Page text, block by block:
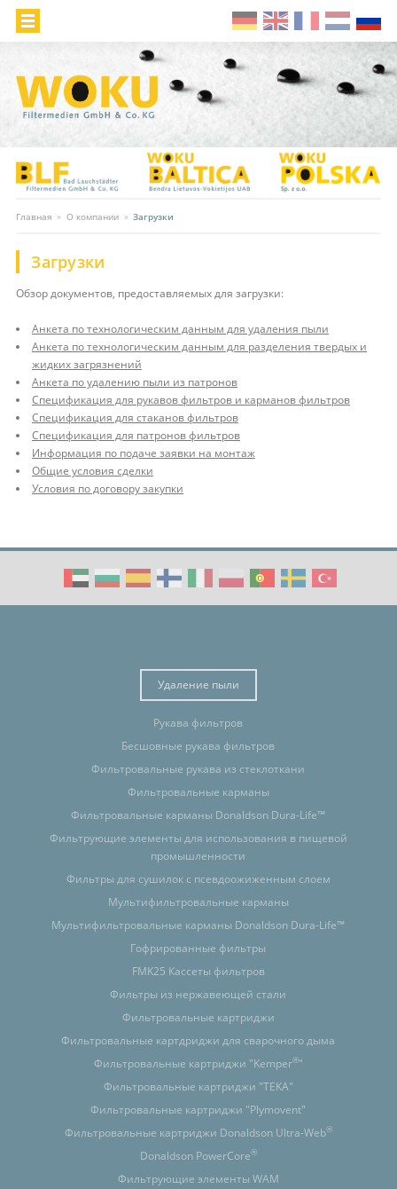
Главная » О компании » Загрузки
Загрузки
Обзор документов, предоставляемых для загрузки:
Анкета по технологическим данным для удаления пыли
Анкета по технологическим данным для разделения твердых и
жидких загрязнений
Анкета по удалению пыли из патронов
Спецификация для рукавов фильтров и карманов фильтров
Спецификация для стаканов фильтров
Спецификация для патронов фильтров
Информация по подаче заявки на монтаж
Общие условия сделки
Условия по договору закупки
Удаление пыли
Рукава фильтров
Бесшовные рукава фильтров
Фильтровальные рукава из стеклоткани
Фильтровальные карманы
Фильтровальные карманы Donaldson Dura-Life™
Фильтрующие элементы для использования в пищевой
промышленности
Фильтры для сушилок с псевдоожиженным слоем
Мультифильтровальные карманы
Мультифильтровальные карманы Donaldson Dura-Life™
Гофрированные фильтры
FMK25 Кассеты фильтров
Фильтры из нержавеющей стали
Фильтровальные картриджи
Фильтровальные картдриджи для сварочного дыма
Фильтровальные картриджи "Kemper®"
Фильтровальные картриджи "TEKA"
Фильтровальные картриджи "Plymovent"
Фильтровальные картриджи Donaldson Ultra-Web®
Donaldson PowerCore®
Фильтрующие элементы WAM